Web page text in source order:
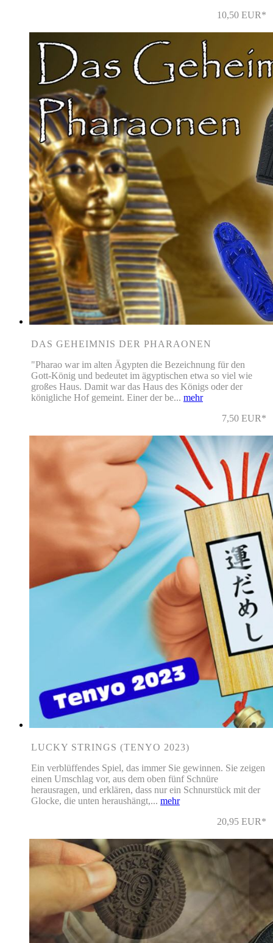
10,50 EUR*
DAS GEHEIMNIS DER PHARAONEN
"Pharao war im alten Ägypten die Bezeichnung für den
Gott-König und bedeutet im ägyptischen etwa so viel wie
großes Haus. Damit war das Haus des Königs oder der
königliche Hof gemeint. Einer der be... mehr
7,50 EUR*
LUCKY STRINGS (TENYO 2023)
Ein verblüffendes Spiel, das immer Sie gewinnen. Sie zeigen
einen Umschlag vor, aus dem oben fünf Schnüre
herausragen, und erklären, dass nur ein Schnurstück mit der
Glocke, die unten heraushängt,... mehr
20,95 EUR*